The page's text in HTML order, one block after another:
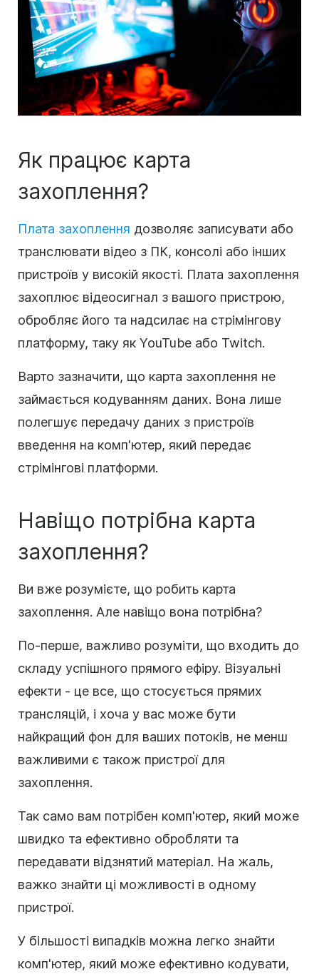
Як працює карта
захоплення?
Плата захоплення дозволяє записувати або
транслювати відео з ПК, консолі або інших
пристроїв у високій якості. Плата захоплення
захоплює відеосигнал з вашого пристрою,
обробляє його та надсилає на стрімінгову
платформу, таку як YouTube або Twitch.
Варто зазначити, що карта захоплення не
займається кодуванням даних. Вона лише
полегшує передачу даних з пристроїв
введення на комп'ютер, який передає
стрімінгові платформи.
Навіщо потрібна карта
захоплення?
Ви вже розумієте, що робить карта
захоплення. Але навіщо вона потрібна?
По-перше, важливо розуміти, що входить до
складу успішного прямого ефіру. Візуальні
ефекти - це все, що стосується прямих
трансляцій, і хоча у вас може бути
найкращий фон для ваших потоків, не менш
важливими є також пристрої для
захоплення.
Так само вам потрібен комп'ютер, який може
швидко та ефективно обробляти та
передавати відзнятий матеріал. На жаль,
важко знайти ці можливості в одному
пристрої.
У більшості випадків можна легко знайти
комп'ютер, який може ефективно кодувати,